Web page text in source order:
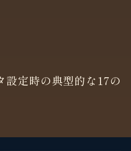
定時の典型的な17の